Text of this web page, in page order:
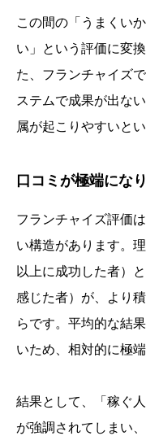
この間の「うまくい
い」という評価に変
た、フランチャイズ
ステムで成果が出な
属が起こりやすいと
口コミが極端にな
フランチャイズ評価
い構造があります。
以上に成功した者）
感じた者）が、より
らです。平均的な結
いため、相対的に極
結果として、「稼ぐ
が強調されてしまい